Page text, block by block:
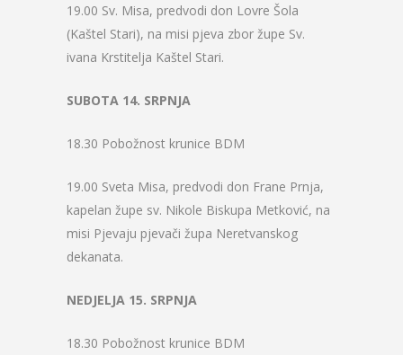
19.00 Sv. Misa, predvodi don Lovre Šola
(Kaštel Stari), na misi pjeva zbor župe Sv.
ivana Krstitelja Kaštel Stari.
SUBOTA 14. SRPNJA
18.30 Pobožnost krunice BDM
19.00 Sveta Misa, predvodi don Frane Prnja,
kapelan župe sv. Nikole Biskupa Metković, na
misi Pjevaju pjevači župa Neretvanskog
dekanata.
NEDJELJA 15. SRPNJA
18.30 Pobožnost krunice BDM